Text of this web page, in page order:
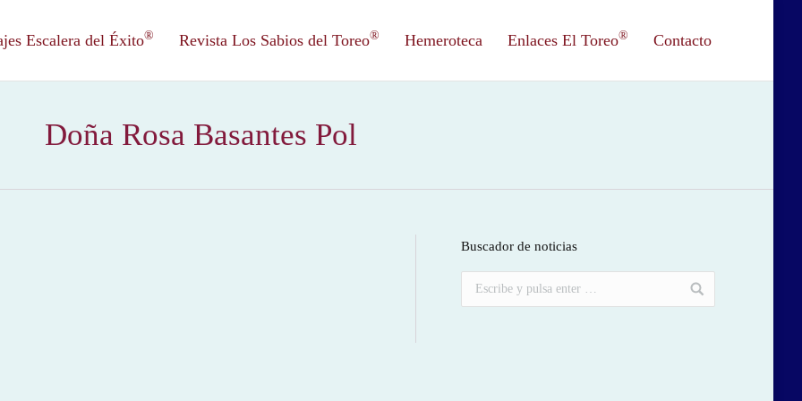
Escalera del Éxito® Revista Los Sabios del Toreo® Hemeroteca Enlaces El Toreo® Contacto
Doña Rosa Basantes Pol
Buscador de noticias